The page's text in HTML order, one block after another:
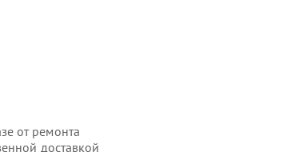
от ремонта
доставкой